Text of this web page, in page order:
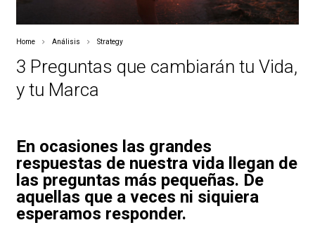
Home Análisis Strategy
3 Preguntas que cambiarán tu Vida,
y tu Marca
En ocasiones las grandes
respuestas de nuestra vida llegan de
las preguntas más pequeñas. De
aquellas que a veces ni siquiera
esperamos responder.